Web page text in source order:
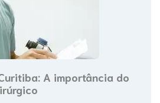
A importância do